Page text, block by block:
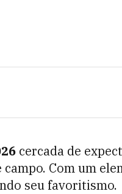
cercada de
Com um
seu favoritismo.